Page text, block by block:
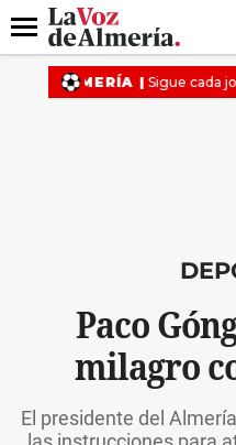
DESTACADO
Menú
Paco
milagro
El presidente del